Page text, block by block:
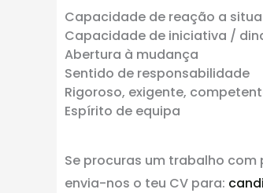
Capacidade de reação a
Capacidade de iniciativa /
Abertura à mudança
Sentido de responsabilidade
Rigoroso, exigente,
Espírito de equipa
Se procuras um trabalho
envia-nos o teu CV para: